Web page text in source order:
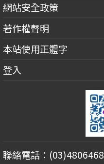
網站安全政策
著作權聲明
本站使用正體字
登入
聯絡電話：(03)4806468